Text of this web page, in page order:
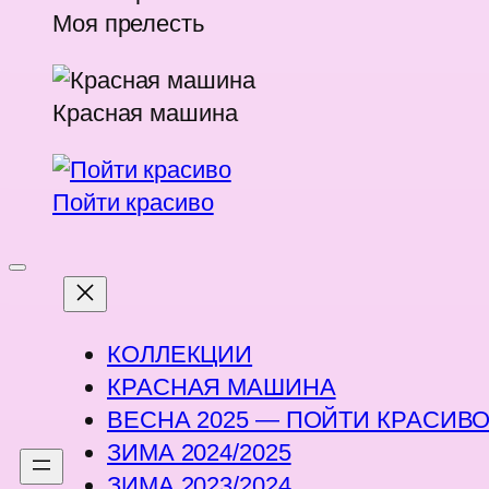
Моя прелесть
Красная машина
Пойти красиво
Перейти
содержимомуКОЛЛЕКЦИИ
КРАСНАЯ МАШИНА
ВЕСНА 2025 — ПОЙТИ
ЗИМА 2024/2025